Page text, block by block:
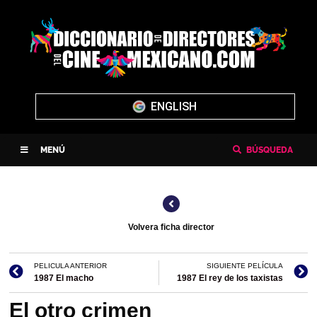
ENGLISH
MENÚ BÚSQUEDA
Volvera ficha director
PELICULA ANTERIOR
1987 El macho
SIGUIENTE PELÍCULA
1987 El rey de los taxistas
El otro crimen